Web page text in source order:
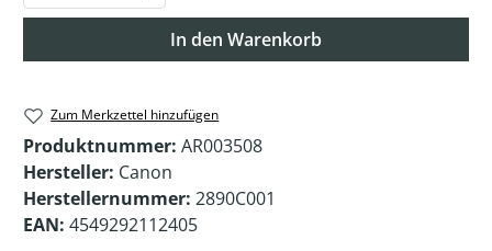
In den Warenkorb
Zum Merkzettel hinzufügen
Produktnummer: AR003508
Hersteller: Canon
Herstellernummer: 2890C001
EAN: 4549292112405